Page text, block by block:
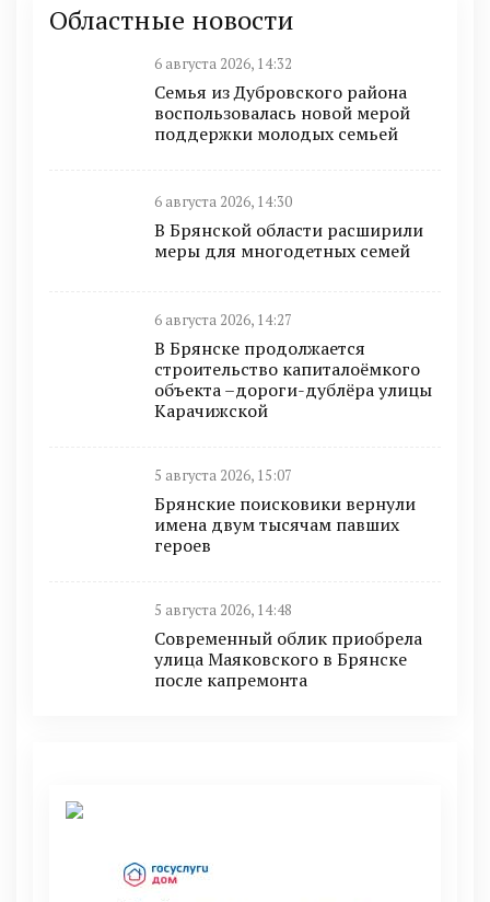
Областные новости
6 августа 2026, 14:32
Семья из Дубровского района
воспользовалась новой мерой
поддержки молодых семьей
6 августа 2026, 14:30
В Брянской области расширили
меры для многодетных семей
6 августа 2026, 14:27
В Брянске продолжается
строительство капиталоёмкого
объекта –дороги-дублёра улицы
Карачижской
5 августа 2026, 15:07
Брянские поисковики вернули
имена двум тысячам павших
героев
5 августа 2026, 14:48
Современный облик приобрела
улица Маяковского в Брянске
после капремонта